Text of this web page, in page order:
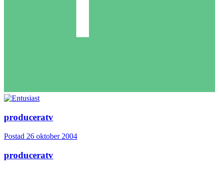
produceratv
Postad 26 oktober 2004
produceratv